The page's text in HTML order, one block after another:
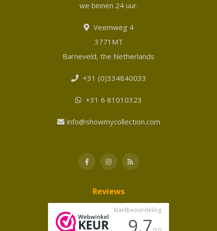
we binnen 24 uur.
Veemweg 4
3771MT
Barneveld, the Netherlands
+31 (0)334840033
+31 6 81010323
info@showmycollection.com
Reviews